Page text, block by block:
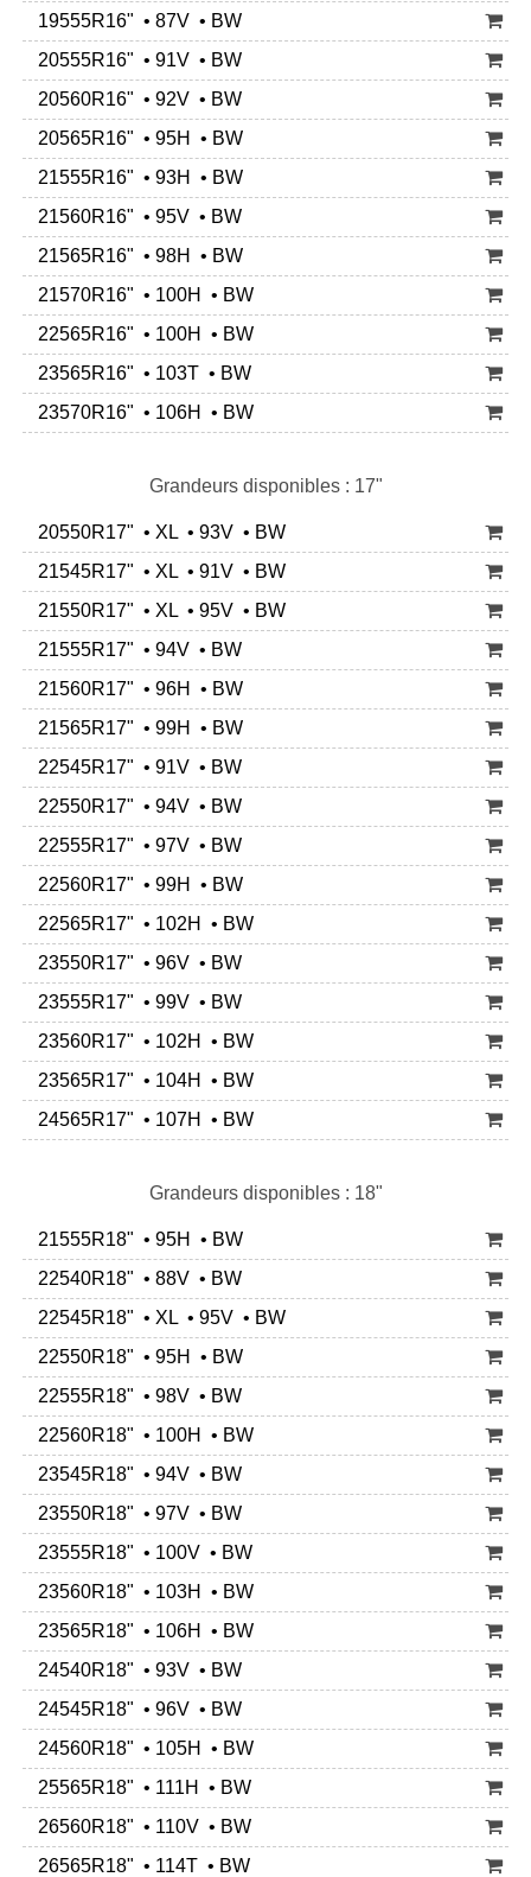
19555R16" • 87V • BW
20555R16" • 91V • BW
20560R16" • 92V • BW
20565R16" • 95H • BW
21555R16" • 93H • BW
21560R16" • 95V • BW
21565R16" • 98H • BW
21570R16" • 100H • BW
22565R16" • 100H • BW
23565R16" • 103T • BW
23570R16" • 106H • BW
Grandeurs disponibles : 17"
20550R17" • XL • 93V • BW
21545R17" • XL • 91V • BW
21550R17" • XL • 95V • BW
21555R17" • 94V • BW
21560R17" • 96H • BW
21565R17" • 99H • BW
22545R17" • 91V • BW
22550R17" • 94V • BW
22555R17" • 97V • BW
22560R17" • 99H • BW
22565R17" • 102H • BW
23550R17" • 96V • BW
23555R17" • 99V • BW
23560R17" • 102H • BW
23565R17" • 104H • BW
24565R17" • 107H • BW
Grandeurs disponibles : 18"
21555R18" • 95H • BW
22540R18" • 88V • BW
22545R18" • XL • 95V • BW
22550R18" • 95H • BW
22555R18" • 98V • BW
22560R18" • 100H • BW
23545R18" • 94V • BW
23550R18" • 97V • BW
23555R18" • 100V • BW
23560R18" • 103H • BW
23565R18" • 106H • BW
24540R18" • 93V • BW
24545R18" • 96V • BW
24560R18" • 105H • BW
25565R18" • 111H • BW
26560R18" • 110V • BW
26565R18" • 114T • BW